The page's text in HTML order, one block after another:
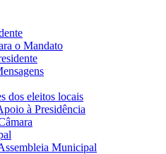
o Mandato
dos eleitos locais
à Presidência
Municipal